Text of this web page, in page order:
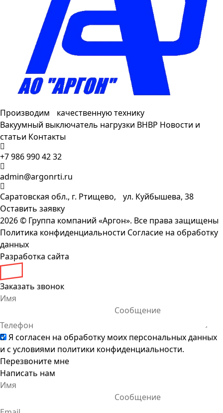
Производим качественную технику
Вакуумный выключатель нагрузки ВНВР Новости и
статьи Контакты
+7 986 990 42 32
admin@argonrti.ru
Саратовская обл., г. Ртищево, ул. Куйбышева, 38
Оставить заявку
2026 © Группа компаний «Аргон». Все права защищены
Политика конфиденциальности Согласие на обработку
данных
Разработка сайта
Заказать звонок
Я согласен на обработку моих персональных данных
и с условиями политики конфиденциальности.
Перезвоните мне
Написать нам